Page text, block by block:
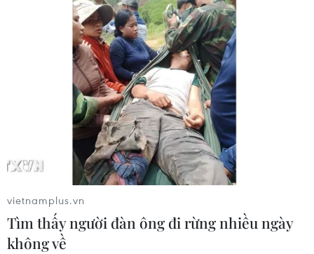
vận chuyển hàng nghìn viên ma tuý
08/09/2019 09:20
Đây là đường dây ma túy lớn, liên tỉnh và hoạt động hết
sức tinh vi mà lực lượng phòng chống ma túy Công an
tỉnh Quảng Bình đã lập án đấu tranh trong thời gian dài
vietnamplus.vn
Tìm thấy người đàn ông đi rừng nhiều ngày
không về